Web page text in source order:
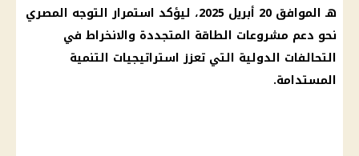
هـ الموافق 20 أبريل 2025، ليؤكد استمرار التوجه
المصري
نحو دعم مشروعات الطاقة المتجددة والانخراط في
التحالفات الدولية التي تعزز استراتيجيات التنمية
المستدامة.